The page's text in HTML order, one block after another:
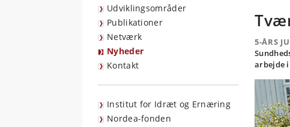
Udviklingsområder
Publikationer
Netværk
Nyheder
Kontakt
Institut for Idræt og Ernæring
Nordea-fonden
5-ÅRS
arbejde